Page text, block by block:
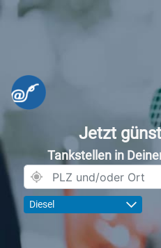
Jetzt
Tankstellen in
Diesel